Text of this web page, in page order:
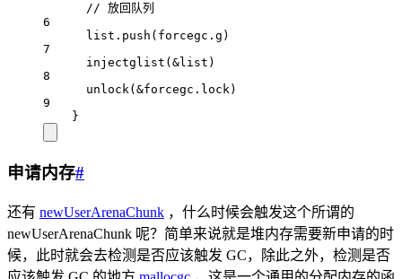
// 放回队列
6
list. push (forcegc.g)
7
injectglist ( &list)
8
unlock( &forcegc.lock)
9
}
申请内存#
还有 newUserArenaChunk ，什么时候会触发这个所谓的
newUserArenaChunk 呢？简单来说就是堆内存需要新申请的时
候，此时就会去检测是否应该触发 GC，除此之外，检测是否